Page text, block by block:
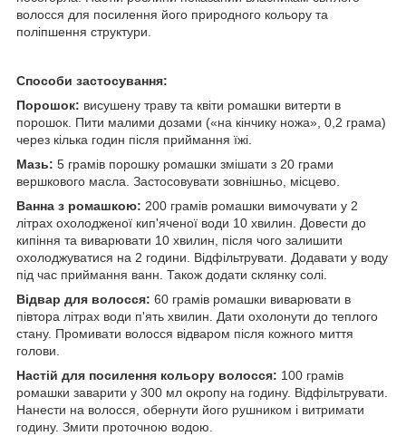
волосся для посилення його природного кольору та
поліпшення структури.
Способи застосування:
Порошок: висушену траву та квіти ромашки витерти в
порошок. Пити малими дозами («на кінчику ножа», 0,2 грама)
через кілька годин після приймання їжі.
Мазь: 5 грамів порошку ромашки змішати з 20 грами
вершкового масла. Застосовувати зовнішньо, місцево.
Ванна з ромашкою: 200 грамів ромашки вимочувати у 2
літрах охолодженої кип'яченої води 10 хвилин. Довести до
кипіння та виварювати 10 хвилин, після чого залишити
охолоджуватися на 2 години. Відфільтрувати. Додавати у воду
під час приймання ванн. Також додати склянку солі.
Відвар для волосся: 60 грамів ромашки виварювати в
півтора літрах води п'ять хвилин. Дати охолонути до теплого
стану. Промивати волосся відваром після кожного миття
голови.
Настій для посилення кольору волосся: 100 грамів
ромашки заварити у 300 мл окропу на годину. Відфільтрувати.
Нанести на волосся, обернути його рушником і витримати
годину. Змити проточною водою.